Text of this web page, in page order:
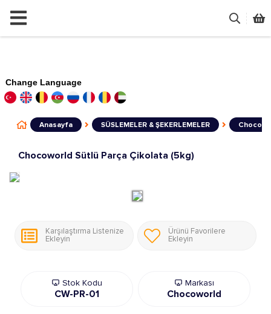
Change Language
Anasayfa SÜSLEMELER & ŞEKERLEMELER
Chocoworld Sütlü Parça Çikolata (5kg)
Karşılaştırma Listenize
Ekleyin
Ürünü Favorilere
Ekleyin
Stok Kodu
CW-PR-01
Markası
Chocoworld